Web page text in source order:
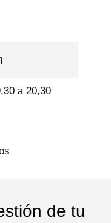
a 20,30
de tu